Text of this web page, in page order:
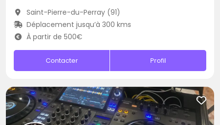
Saint-Pierre-du-Perray (91)
Déplacement jusqu’à 300 kms
À partir de 500€
Contacter Profil